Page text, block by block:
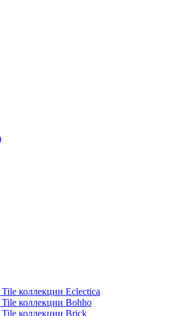
коллекции Eclectica
коллекции Bohho
коллекции Brick